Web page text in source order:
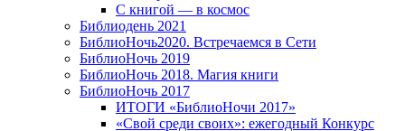
С книгой — в космос
Библиодень 2021
БиблиоНочь2020. Встречаемся в Сети
БиблиоНочь 2019
БиблиоНочь 2018. Магия книги
БиблиоНочь 2017
ИТОГИ «БиблиоНочи 2017»
«Свой среди своих»: ежегодный Конкурс